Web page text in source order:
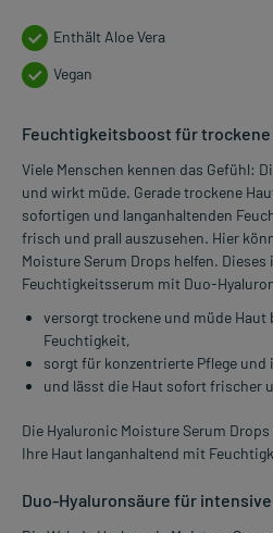
Enthält Aloe Vera
Vegan
Feuchtigkeitsboost für trockene
Viele Menschen kennen das Gefühl:
und wirkt müde. Gerade trockene
sofortigen und langanhaltenden
frisch und prall auszusehen. Hier
Moisture Serum Drops helfen.
Feuchtigkeitsserum mit Duo-
versorgt trockene und müde
Feuchtigkeit,
sorgt für konzentrierte Pflege und
und lässt die Haut sofort frischer
Die Hyaluronic Moisture Serum
Ihre Haut langanhaltend mit
Duo-Hyaluronsäure für